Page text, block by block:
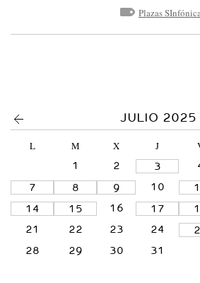
I
C
T
I
L
Plazas
JULIO 2025
L M X J
1
2 3
7
8 9 10
14
15 16 17
21
22 23 24
28
29 30 31